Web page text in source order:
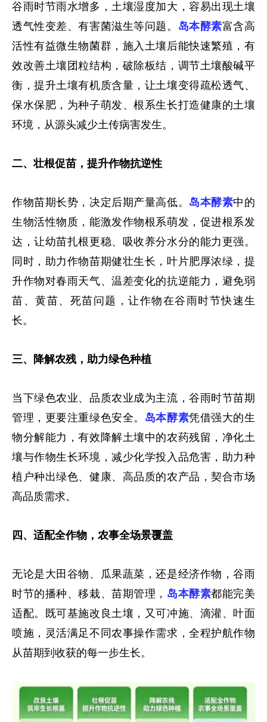
谷雨时节雨水增多，土壤湿度加大，容易出现土壤
透气性变差、有害菌滋生等问题。 岛本酵素富含高
活性有益微生物菌群，施入土壤后能快速繁殖，有
效改善土壤团粒结构，破除板结，调节土壤酸碱平
衡，提升土壤有机质含量，让土壤变得疏松透气、
保水保肥，为种子萌发、根系生长打造健康的土壤
环境，从源头减少土传病害发生。
二、壮根促苗，提升作物抗逆性
作物苗期长势，决定后期产量高低。 岛本酵素中的
生物活性物质，能激发作物根系萌发，促进根系发
达，让幼苗扎根更稳、吸收养分水分的能力更强。
同时，助力作物苗期健壮生长，叶片肥厚浓绿，提
升作物对春雨天气、温差变化的抗逆能力，避免弱
苗、黄苗、死苗问题，让作物在谷雨时节快速生
长。
三、降解农残，助力绿色种植
当下绿色农业、品质农业成为主流，谷雨时节苗期
管理，更要注重绿色安全。 岛本酵素凭借强大的生
物分解能力，有效降解土壤中的农药残留，净化土
壤与作物生长环境，减少化学投入品危害，助力种
植户种出绿色、健康、高品质的农产品，契合市场
高品质需求。
四、适配全作物，农事全场景覆盖
无论是大田谷物、瓜果蔬菜，还是经济作物，谷雨
时节的播种、移栽、苗期管理， 岛本酵素都能完美
适配。既可基施改良土壤，又可冲施、滴灌、叶面
喷施，灵活满足不同农事操作需求，全程护航作物
从苗期到收获的每一步生长。